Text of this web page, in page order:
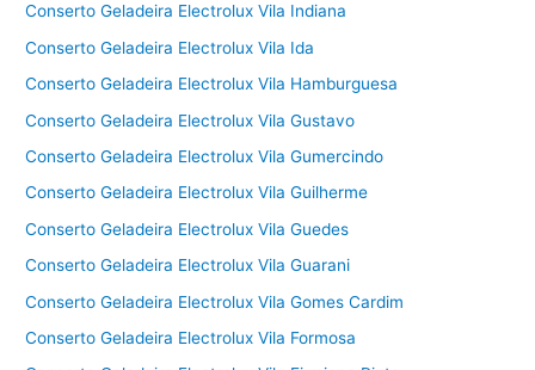
Conserto Geladeira Electrolux Vila Indiana
Conserto Geladeira Electrolux Vila Ida
Conserto Geladeira Electrolux Vila Hamburguesa
Conserto Geladeira Electrolux Vila Gustavo
Conserto Geladeira Electrolux Vila Gumercindo
Conserto Geladeira Electrolux Vila Guilherme
Conserto Geladeira Electrolux Vila Guedes
Conserto Geladeira Electrolux Vila Guarani
Conserto Geladeira Electrolux Vila Gomes Cardim
Conserto Geladeira Electrolux Vila Formosa